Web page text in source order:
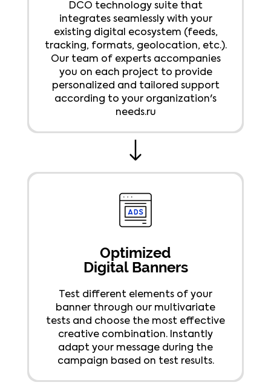
DCO technology suite that
integrates seamlessly with your
existing digital ecosystem (feeds,
tracking, formats, geolocation, etc.).
Our team of experts accompanies
you on each project to provide
personalized and tailored support
according to your organization's
needs.ru
Optimized
Digital Banners
Test different elements of your
banner through our multivariate
tests and choose the most effective
creative combination. Instantly
adapt your message during the
campaign based on test results.